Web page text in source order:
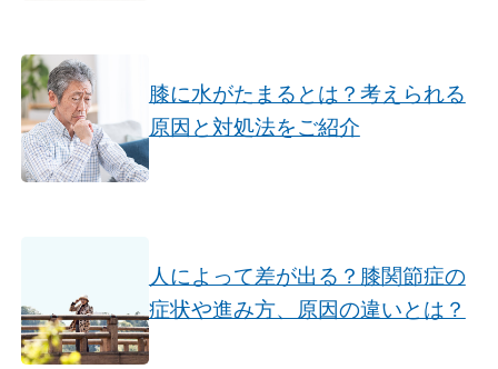
膝に水がたまるとは？考えられる
原因と対処法をご紹介
人によって差が出る？膝関節症の
症状や進み方、原因の違いとは？